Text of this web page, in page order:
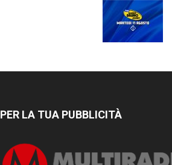
PER LA TUA PUBBLICITÀ